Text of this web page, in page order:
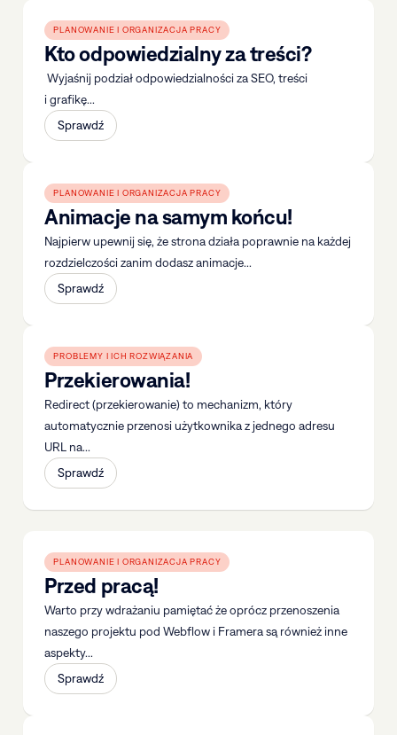
PLANOWANIE I ORGANIZACJA PRACY
Kto odpowiedzialny za treści?
Wyjaśnij podział odpowiedzialności za SEO, treści
i grafikę...
Sprawdź
PLANOWANIE I ORGANIZACJA PRACY
Animacje na samym końcu!
Najpierw upewnij się, że strona działa poprawnie na każdej
rozdzielczości zanim dodasz animacje...
Sprawdź
PROBLEMY I ICH ROZWIĄZANIA
Przekierowania!
Redirect (przekierowanie) to mechanizm, który
automatycznie przenosi użytkownika z jednego adresu
URL na...
Sprawdź
PLANOWANIE I ORGANIZACJA PRACY
Przed pracą!
Warto przy wdrażaniu pamiętać że oprócz przenoszenia
naszego projektu pod Webflow i Framera są również inne
aspekty...
Sprawdź